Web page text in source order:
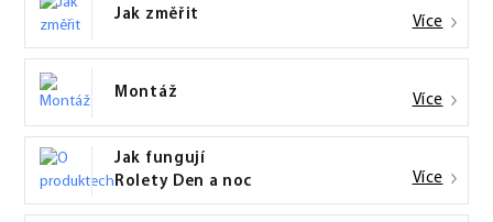
Jak změřit Více
Montáž Více
Jak fungují
Rolety Den a noc
Více